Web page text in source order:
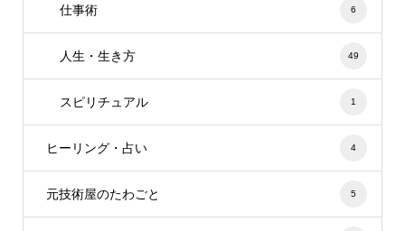
仕事術 6
人生・生き方 49
スピリチュアル 1
ヒーリング・占い 4
元技術屋のたわごと 5